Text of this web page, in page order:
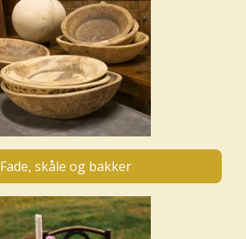
Fade, skåle og bakker